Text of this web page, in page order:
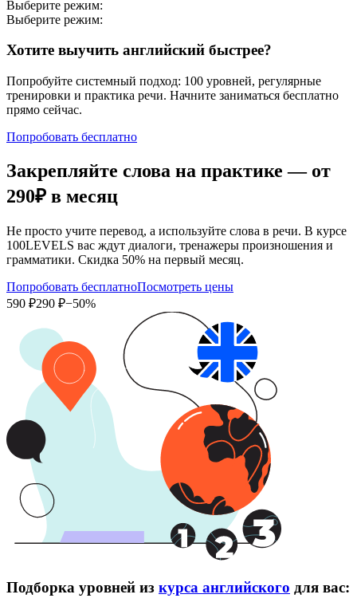
Выберите режим:
Выберите режим:
Хотите выучить английский быстрее?
Попробуйте системный подход: 100 уровней, регулярные
тренировки и практика речи. Начните заниматься бесплатно
прямо сейчас.
Попробовать бесплатно
Закрепляйте слова на практике — от
290₽ в месяц
Не просто учите перевод, а используйте слова в речи. В курсе
100LEVELS вас ждут диалоги, тренажеры произношения и
грамматики. Скидка 50% на первый месяц.
Попробовать бесплатноПосмотреть цены
590 ₽290 ₽−50%
Подборка уровней из курса английского для вас: